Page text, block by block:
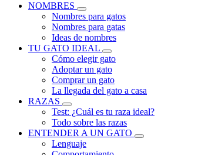
NOMBRES
Nombres para gatos
Nombres para gatas
Ideas de nombres
TU GATO IDEAL
Cómo elegir gato
Adoptar un gato
Comprar un gato
La llegada del gato a casa
RAZAS
Test: ¿Cuál es tu raza ideal?
Todo sobre las razas
ENTENDER A UN GATO
Lenguaje